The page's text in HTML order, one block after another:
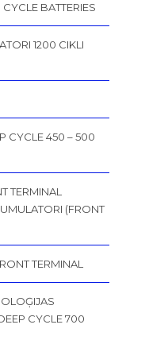
BATTERIES
1200 CIKLI
CYCLE 450 – 500
TERMINAL
(FRONT
TERMINAL
CYCLE 700